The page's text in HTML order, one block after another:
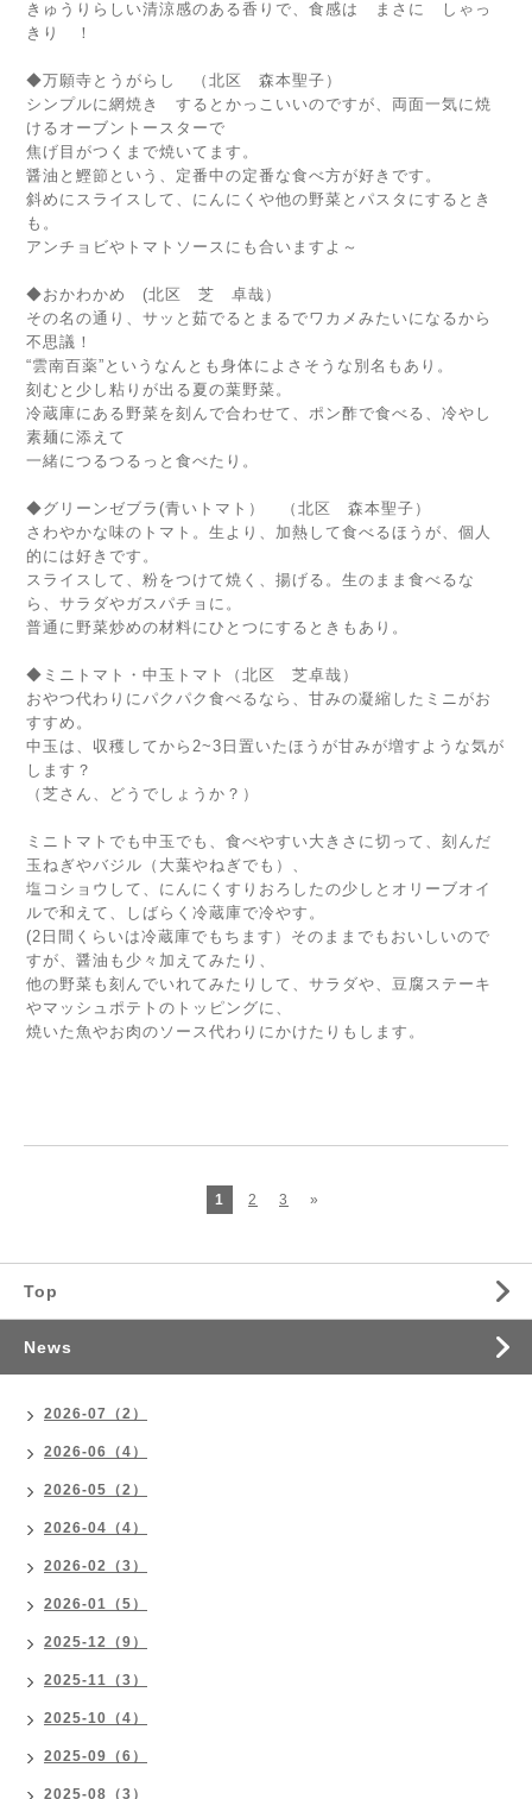
きゅうりらしい清涼感のある香りで、食感は まさに しゃっ
きり ！
◆万願寺とうがらし （北区 森本聖子）
シンプルに網焼き するとかっこいいのですが、両面一気に焼
けるオーブントースターで
焦げ目がつくまで焼いてます。
醤油と鰹節という、定番中の定番な食べ方が好きです。
斜めにスライスして、にんにくや他の野菜とパスタにするとき
も。
アンチョビやトマトソースにも合いますよ～
◆おかわかめ (北区 芝 卓哉）
その名の通り、サッと茹でるとまるでワカメみたいになるから
不思議！
“雲南百薬”というなんとも身体によさそうな別名もあり。
刻むと少し粘りが出る夏の葉野菜。
冷蔵庫にある野菜を刻んで合わせて、ポン酢で食べる、冷やし
素麺に添えて
一緒につるつるっと食べたり。
◆グリーンゼブラ(青いトマト） （北区 森本聖子）
さわやかな味のトマト。生より、加熱して食べるほうが、個人
的には好きです。
スライスして、粉をつけて焼く、揚げる。生のまま食べるな
ら、サラダやガスパチョに。
普通に野菜炒めの材料にひとつにするときもあり。
◆ミニトマト・中玉トマト（北区 芝卓哉）
おやつ代わりにパクパク食べるなら、甘みの凝縮したミニがお
すすめ。
中玉は、収穫してから2~3日置いたほうが甘みが増すような気が
します？
（芝さん、どうでしょうか？）
ミニトマトでも中玉でも、食べやすい大きさに切って、刻んだ
玉ねぎやバジル（大葉やねぎでも）、
塩コショウして、にんにくすりおろしたの少しとオリーブオイ
ルで和えて、しばらく冷蔵庫で冷やす。
(2日間くらいは冷蔵庫でもちます）そのままでもおいしいので
すが、醤油も少々加えてみたり、
他の野菜も刻んでいれてみたりして、サラダや、豆腐ステーキ
やマッシュポテトのトッピングに、
焼いた魚やお肉のソース代わりにかけたりもします。
1 2 3 »
Top
News
2026-07（2）
2026-06（4）
2026-05（2）
2026-04（4）
2026-02（3）
2026-01（5）
2025-12（9）
2025-11（3）
2025-10（4）
2025-09（6）
2025-08（3）